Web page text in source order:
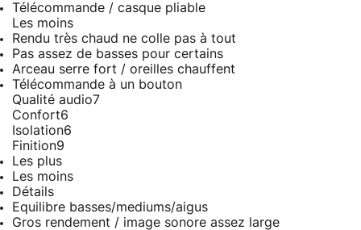
Télécommande / casque pliable
Les moins
Rendu très chaud ne colle pas à tout
Pas assez de basses pour certains
Arceau serre fort / oreilles chauffent
Télécommande à un bouton
Qualité audio7
Confort6
Isolation6
Finition9
Les plus
Les moins
Détails
Equilibre basses/mediums/aigus
Gros rendement / image sonore assez large